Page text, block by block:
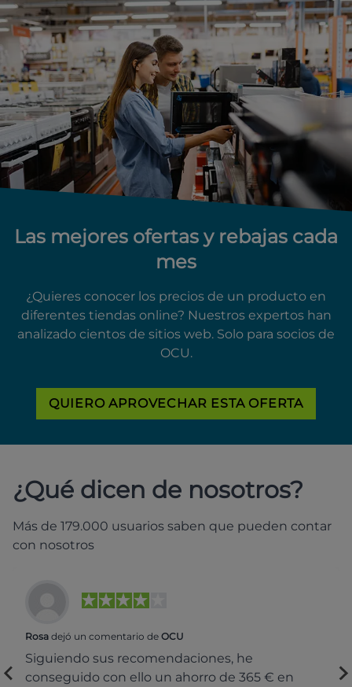
Las mejores ofertas y rebajas cada
mes
¿Quieres conocer los precios de un producto en
diferentes tiendas online? Nuestros expertos han
analizado cientos de sitios web. Solo para socios de
OCU.
QUIERO APROVECHAR ESTA OFERTA
¿Qué dicen de nosotros?
Más de 179.000 usuarios saben que pueden contar
con nosotros
Rosa dejó un comentario de OCU
Siguiendo sus recomendaciones, he
conseguido con ello un ahorro de 365 € en